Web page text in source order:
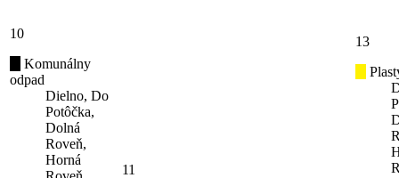
10
Komunálny
odpad
Dielno, Do
Potôčka,
Dolná
Roveň,
Horná
11
13